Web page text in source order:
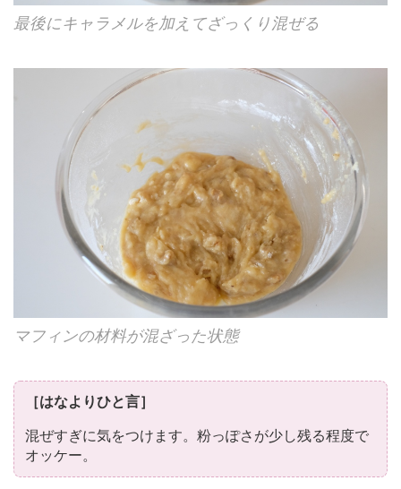
最後にキャラメルを加えてざっくり混ぜる
マフィンの材料が混ざった状態
［はなよりひと言］
混ぜすぎに気をつけます。粉っぽさが少し残る程度で
オッケー。